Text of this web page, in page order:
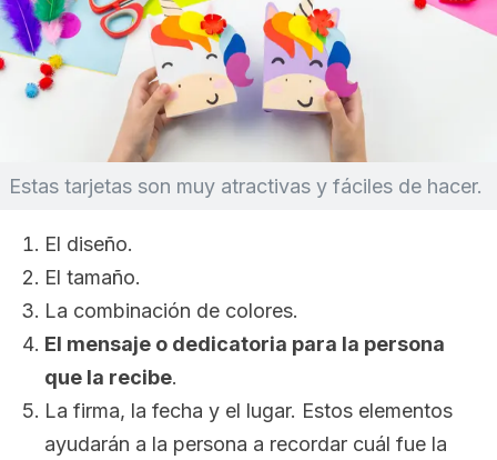
Estas tarjetas son muy atractivas y fáciles de hacer.
El diseño.
El tamaño.
La combinación de colores.
El mensaje o dedicatoria para la persona
que la recibe.
La firma, la fecha y el lugar. Estos elementos
ayudarán a la persona a recordar cuál fue la